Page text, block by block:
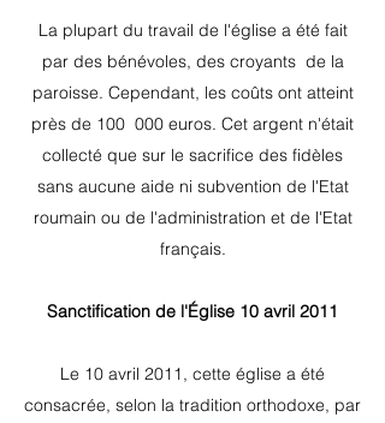
La plupart du travail de l'église a été fait
par des bénévoles, des croyants de la
paroisse. Cependant, les coûts ont atteint
près de 100 000 euros. Cet argent n'était
collecté que sur le sacrifice des fidèles
sans aucune aide ni subvention de l'Etat
roumain ou de l'administration et de l'Etat
français.
Sanctification de l'Église 10 avril 2011
Le 10 avril 2011, cette église a été
consacrée, selon la tradition orthodoxe, par